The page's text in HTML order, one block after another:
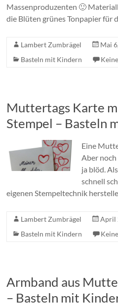
Massenproduzenten 🙂
die Blüten grünes Tonpapier für
Lambert Zumbrägel
Mai
Basteln mit Kindern
Muttertags Karte
Stempel – Basteln
Eine
Aber
ja blöd.
schnell
eigenen Stempeltechnik
Lambert Zumbrägel
April
Basteln mit Kindern
Armband aus
– Basteln mit